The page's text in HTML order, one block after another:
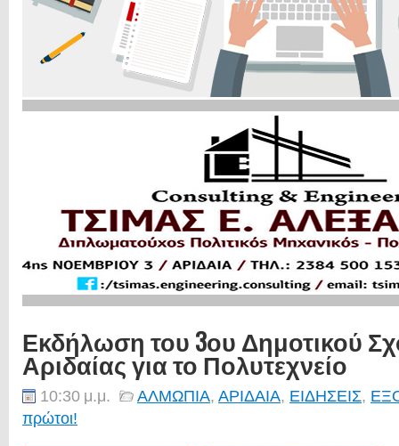
Εκδήλωση του 3ου Δημοτικού
Αριδαίας για το Πολυτεχνείο
10:30 μ.μ. ΑΛΜΩΠΙΑ, ΑΡΙΔΑΙΑ, ΕΙΔΗΣΕΙΣ,
πρώτοι!